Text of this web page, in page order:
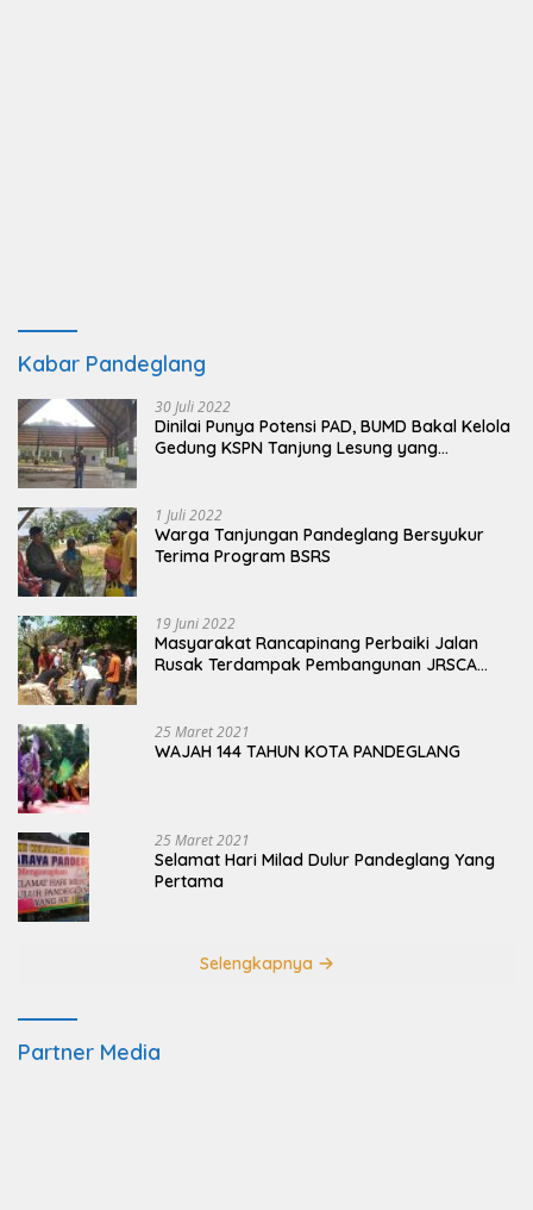
Kabar Pandeglang
30 Juli 2022
Dinilai Punya Potensi PAD, BUMD Bakal Kelola
Gedung KSPN Tanjung Lesung yang
1 Juli 2022
Warga Tanjungan Pandeglang Bersyukur
Terima Program BSRS
19 Juni 2022
Masyarakat Rancapinang Perbaiki Jalan
Rusak Terdampak Pembangunan JRSCA
25 Maret 2021
WAJAH 144 TAHUN KOTA PANDEGLANG
25 Maret 2021
Selamat Hari Milad Dulur Pandeglang Yang
Pertama
Selengkapnya
Partner Media